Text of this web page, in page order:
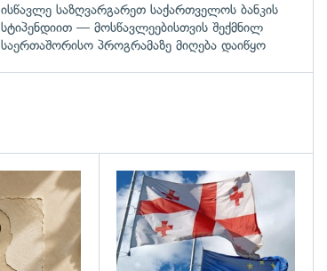
ისწავლე საზღვარგარეთ საქართველოს ბანკის
სტიპენდიით — მოსწავლეებისთვის შექმნილ
საერთაშორისო პროგრამაზე მიღება დაიწყო